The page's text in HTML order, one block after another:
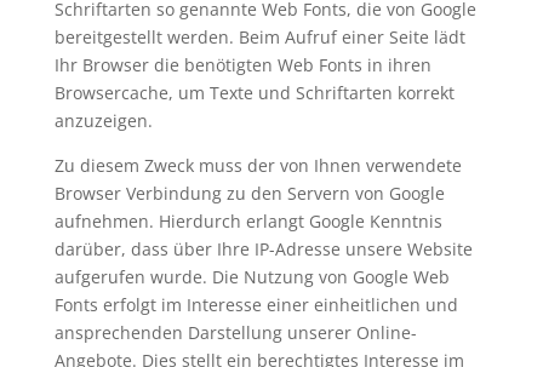
Schriftarten so genannte Web Fonts, die von Google
bereitgestellt werden. Beim Aufruf einer Seite lädt
Ihr Browser die benötigten Web Fonts in ihren
Browsercache, um Texte und Schriftarten korrekt
anzuzeigen.
Zu diesem Zweck muss der von Ihnen verwendete
Browser Verbindung zu den Servern von Google
aufnehmen. Hierdurch erlangt Google Kenntnis
darüber, dass über Ihre IP-Adresse unsere Website
aufgerufen wurde. Die Nutzung von Google Web
Fonts erfolgt im Interesse einer einheitlichen und
ansprechenden Darstellung unserer Online-
Angebote. Dies stellt ein berechtigtes Interesse im